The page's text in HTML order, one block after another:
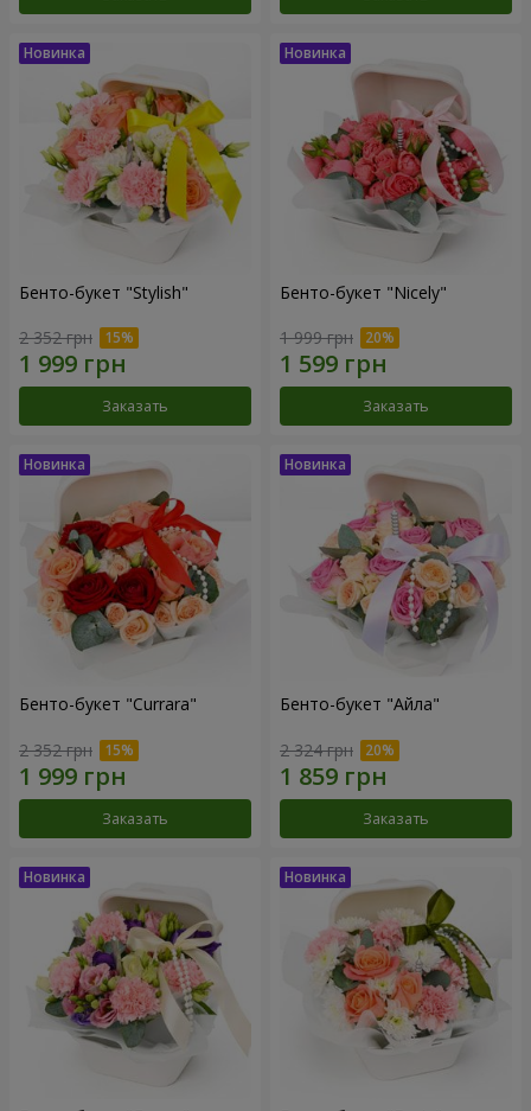
Бенто-букет "Stylish"
2 352 грн
Заказать
Бенто-букет "Nicely"
1 999 грн
Заказать
Бенто-букет "Currara"
2 352 грн
Заказать
Бенто-букет "Айла"
2 324 грн
Заказать